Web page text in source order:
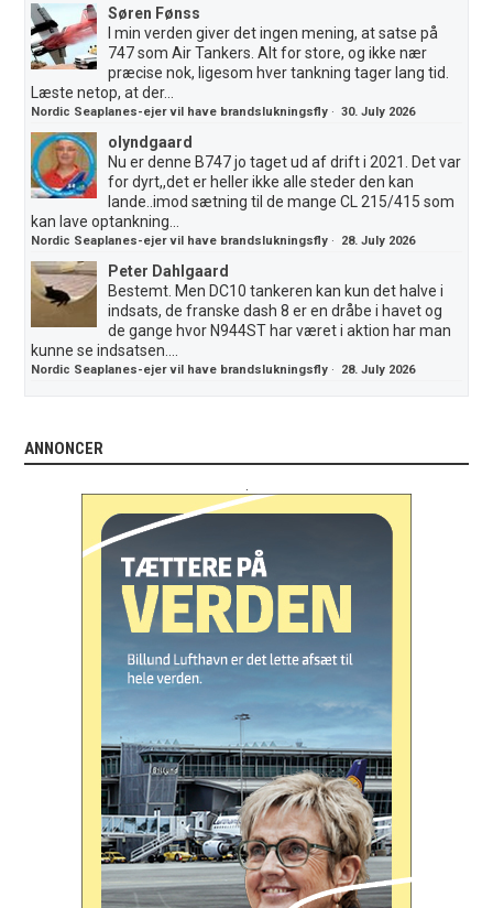
Søren Fønss
I min verden giver det ingen mening, at satse på
747 som Air Tankers. Alt for store, og ikke nær
præcise nok, ligesom hver tankning tager lang tid.
Læste netop, at der...
Nordic Seaplanes-ejer vil have brandslukningsfly ·30. July 2026
olyndgaard
Nu er denne B747 jo taget ud af drift i 2021. Det var
for dyrt,,det er heller ikke alle steder den kan
lande..imod sætning til de mange CL 215/415 som
kan lave optankning...
Nordic Seaplanes-ejer vil have brandslukningsfly · 28. July 2026
Peter Dahlgaard
Bestemt. Men DC10 tankeren kan kun det halve i
indsats, de franske dash 8 er en dråbe i havet og
de gange hvor N944ST har været i aktion har man
kunne se indsatsen....
Nordic Seaplanes-ejer vil have brandslukningsfly · 28. July 2026
ANNONCER